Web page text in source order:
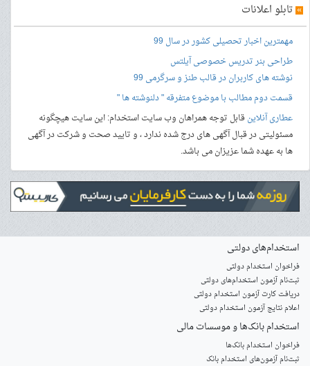
» تابلو اعلانات
مهمترین اخبار تحصیلی کشور در سال 99
طراحی بنرتدریس خصوصی آیلتس
نوشته های کاربران در قالب طنز و سرگرمی 99
قسمت دوم مطالب با موضوع متفرقه " دلنوشته ها "
عطاری آنلاینقابل توجه همراهان وب سایت استخدام: این سایت هیچگونه
مسئولیتی در قبال آگهی های درج شده ندارد ، و تایید صحت و شرکت در آگهی
ها به عهده شما عزیزان می باشد.
استخدام‌های دولتی
فراخوان استخدام دولتی
ثبت‌نام آزمون‌ استخدام‌های دولتی
دریافت کارت آزمون استخدام دولتی
اعلام نتایج آزمون استخدام دولتی
استخدام‌ بانک‌ها و موسسات مالی
فراخوان استخدام بانک‌ها
‌ثبت‌نام آزمون‌های استخدام بانک